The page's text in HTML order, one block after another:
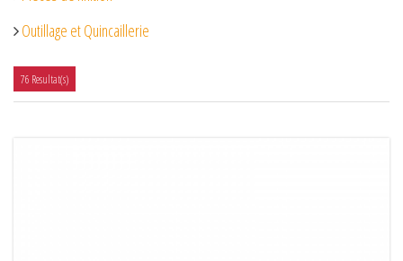
Outillage et Quincaillerie
76 Resultat(s)